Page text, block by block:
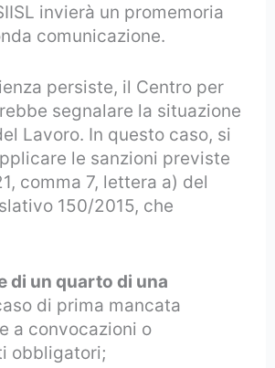
invierà un promemoria
comunicazione.
persiste, il Centro per
segnalare la situazione
Lavoro. In questo caso, si
le sanzioni previste
comma 7, lettera a) del
150/2015, che
di un quarto di una
di prima mancata
a convocazioni o
obbligatori;